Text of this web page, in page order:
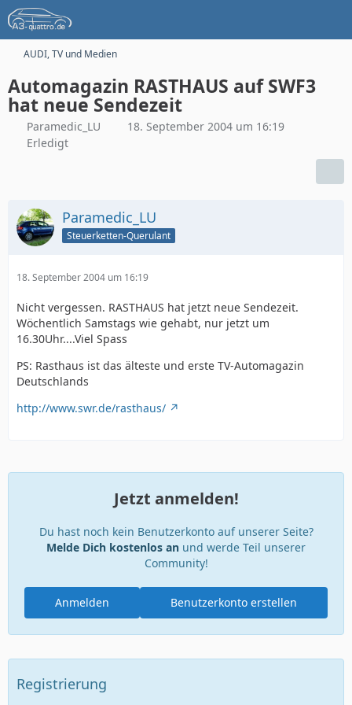
AUDI, TV und Medien
Automagazin RASTHAUS auf SWF3
hat neue Sendezeit
Paramedic_LU
18. September 2004 um 16:19
Erledigt
Paramedic_LU
Steuerketten-Querulant
18. September 2004 um 16:19
Nicht vergessen. RASTHAUS hat jetzt neue Sendezeit.
Wöchentlich Samstags wie gehabt, nur jetzt um
16.30Uhr....Viel Spass
PS: Rasthaus ist das älteste und erste TV-Automagazin
Deutschlands
http://www.swr.de/rasthaus/
Jetzt anmelden!
Du hast noch kein Benutzerkonto auf unserer Seite?
Melde Dich kostenlos an und werde Teil unserer
Community!
Benutzerkonto erstellen
Anmelden
Registrierung